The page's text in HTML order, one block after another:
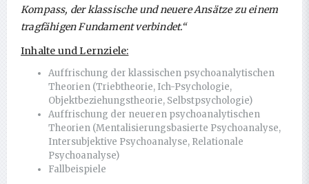
Kompass, der klassische und neuere Ansätze zu einem
tragfähigen Fundament verbindet.“
Inhalte und Lernziele:
Auffrischung der klassischen psychoanalytischen
Theorien (Triebtheorie, Ich-Psychologie,
Objektbeziehungstheorie, Selbstpsychologie)
Auffrischung der neueren psychoanalytischen
Theorien (Mentalisierungsbasierte Psychoanalyse,
Intersubjektive Psychoanalyse, Relationale
Psychoanalyse)
Fallbeispiele